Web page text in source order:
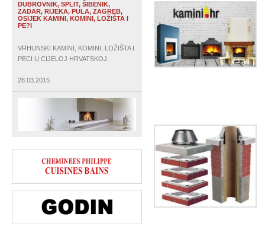
DUBROVNIK, SPLIT, ŠIBENIK,
ZADAR, RIJEKA, PULA, ZAGREB,
OSIJEK KAMINI, KOMINI, LOŽIŠTA I
PE?I
VRHUNSKI KAMINI, KOMINI, LOŽIŠTA I
PECI U CIJELOJ HRVATSKOJ
28.03.2015